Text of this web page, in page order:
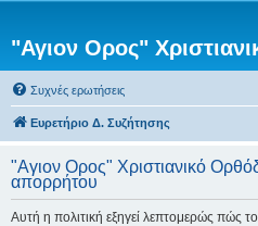
"Αγιον Ορος"
Συχνές ερωτήσεις
Ευρετήριο Δ. Συζήτησης
"Αγιον Ορος" Χριστιανικό
απορρήτου
Αυτή η πολιτική εξηγεί λεπτομερώς πώς